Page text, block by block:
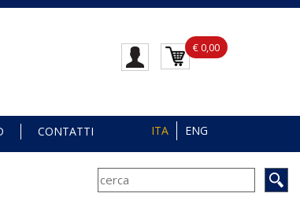
€ 0,00
CONTATTI ITA ENG